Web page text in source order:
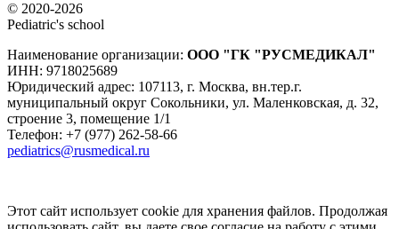
© 2020-2026
Pediatric's school
Наименование организации: ООО "ГК "РУСМЕДИКАЛ"
ИНН: 9718025689
Юридический адрес: 107113, г. Москва, вн.тер.г.
муниципальный округ Сокольники, ул. Маленковская, д. 32,
строение 3, помещение 1/1
Телефон: +7 (977) 262-58-66
pediatrics@rusmedical.ru
Этот сайт использует cookie для хранения файлов. Продолжая